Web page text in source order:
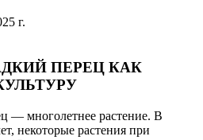
г.
ПЕРЕЦ КАК
— многолетнее растение. В
некоторые растения при